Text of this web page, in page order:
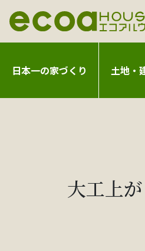
日本一の家づくり 土地・
大工上